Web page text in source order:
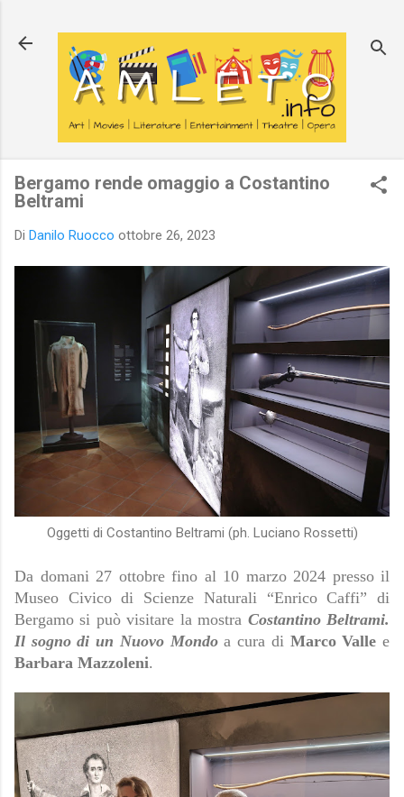
Bergamo rende omaggio a Costantino
Beltrami
Di Danilo Ruocco ottobre 26, 2023
Oggetti di Costantino Beltrami (ph. Luciano Rossetti)
Da domani 27 ottobre fino al 10 marzo 2024 presso il
Museo Civico di Scienze Naturali “Enrico Caffi” di
Bergamo si può visitare la mostra Costantino Beltrami.
Il sogno di un Nuovo Mondoa cura di Marco Valle e
Barbara Mazzoleni.